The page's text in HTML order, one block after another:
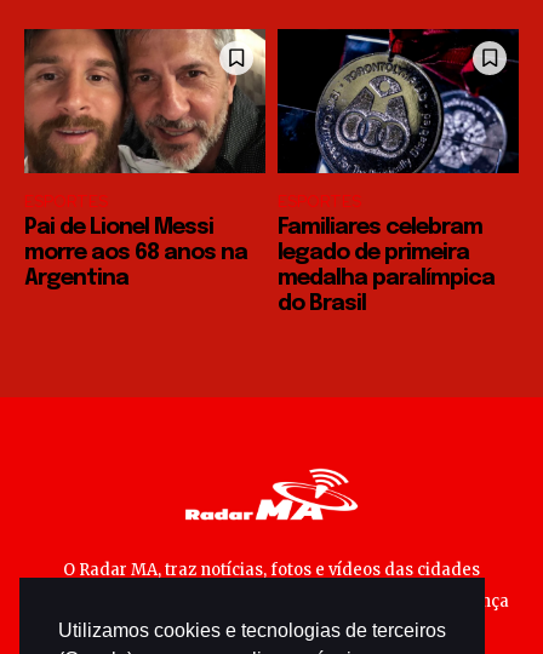
Utilizamos cookies e tecnologias de terceiros
ESPORTES
Pai de Lionel Messi
morre aos 68 anos na
Argentina
ESPORTES
Familiares celebram
legado de primeira
medalha paralímpica
do Brasil
O Radar MA, traz notícias, fotos e vídeos das cidades
maranhenses; matérias especiais sobre política, segurança
pública e cultura popular.